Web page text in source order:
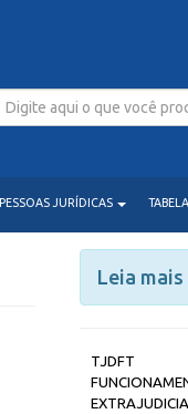
PESSOAS JURÍDICAS
Leia mais
TJDFT